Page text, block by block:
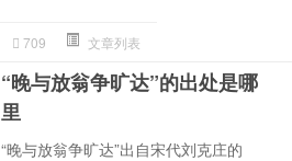
709 文章列表
“晚与放翁争旷达”的出处是哪
里
“晚与放翁争旷达”出自宋代刘克庄的